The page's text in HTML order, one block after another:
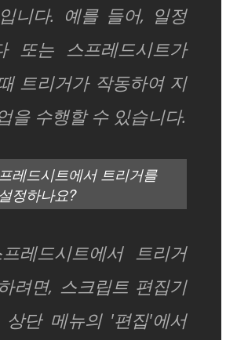
니다. 예를 들어, 일정
또는 스프레드시트가
트리거가 작동하여 지
을 수행할 수 있습니다.
레드시트에서 트리거를
정하나요?
레드시트에서 트리거
려면, 스크립트 편집기
상단 메뉴의 '편집'에서